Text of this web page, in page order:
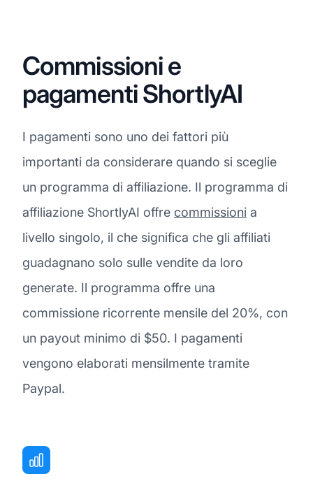
Commissioni e
pagamenti ShortlyAI
I pagamenti sono uno dei fattori più
importanti da considerare quando si sceglie
un programma di affiliazione. Il programma di
affiliazione ShortlyAI offre commissioni a
livello singolo, il che significa che gli affiliati
guadagnano solo sulle vendite da loro
generate. Il programma offre una
commissione ricorrente mensile del 20%, con
un payout minimo di $50. I pagamenti
vengono elaborati mensilmente tramite
Paypal.